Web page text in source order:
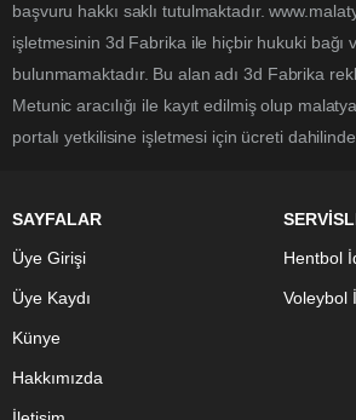
başvuru hakkı saklı tutulmaktadır.
işletmesinin 3d Fabrika ile hiçbir hukuki bağı
bulunmamaktadır. Bu alan adı 3d Fabrika
Metunic aracılığı ile kayıt edilmiş olup
portalı yetkilisine işletmesi için ücreti
SAYFALAR
Üye Girişi
Üye Kaydı
Künye
Hakkımızda
Hentbol
Voleybol